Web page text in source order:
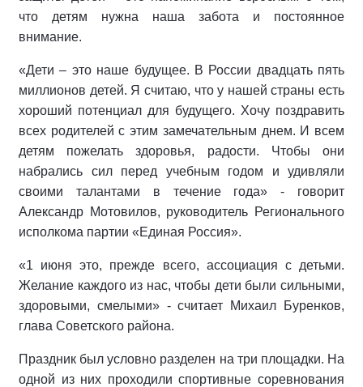
что детям нужна наша забота и постоянное
внимание.
«Дети – это наше будущее. В России двадцать пять
миллионов детей. Я считаю, что у нашей страны есть
хороший потенциал для будущего. Хочу поздравить
всех родителей с этим замечательным днем. И всем
детям пожелать здоровья, радости. Чтобы они
набрались сил перед учебным годом и удивляли
своими талантами в течение года» - говорит
Александр Мотовилов, руководитель Регионального
исполкома партии «Единая Россия».
«1 июня это, прежде всего, ассоциация с детьми.
Желание каждого из нас, чтобы дети были сильными,
здоровыми, смелыми» - считает Михаил Буренков,
глава Советского района.
Праздник был условно разделен на три площадки. На
одной из них проходили спортивные соревнования